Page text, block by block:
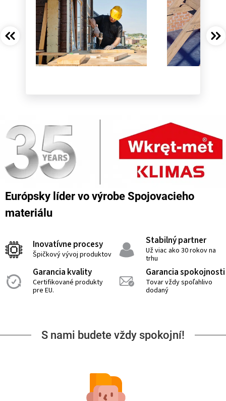
Európsky líder vo výrobe Spojovacieho
materiálu
Inovatívne procesy
Špičkový vývoj produktov
Stabilný partner
Už viac ako 30 rokov na
trhu
Garancia kvality
Certifikované produkty
pre EU.
Garancia spokojnosti
Tovar vždy spoľahlivo
dodaný
S nami budete vždy spokojní!